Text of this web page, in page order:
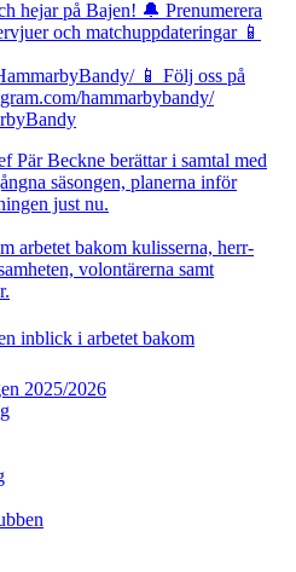
Pär Beckne berättar i samtal med
säsongen, planerna inför
just nu.
arbetet bakom kulisserna, herr-
volontärerna samt
inblick i arbetet bakom
2025/2026